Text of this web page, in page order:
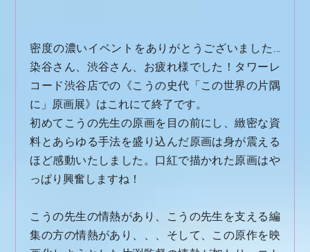
密度の濃いイベントをありがとうございました…
染谷さん、渋谷さん、お疲れ様でした！タワーレ
コード渋谷店での《こうの史代「この世界の片隅
に」原画展》はこれにて終了です。
初めてこうの先生の原画を目の前にし、緻密な資
料とあらゆる手法を盛り込んだ原画は身が震える
ほど感動いたしました。口紅で描かれた原画はや
っぱり興奮しますね！
こうの先生の情熱があり、こうの先生を支える編
集の方の情熱があり、、、そして、この原作を映